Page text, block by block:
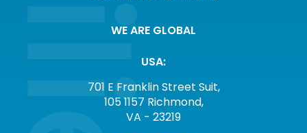
WE ARE GLOBAL
USA:
701 E Franklin Street Suit,
105 1157 Richmond,
VA - 23219